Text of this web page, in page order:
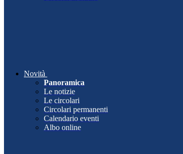
Novità
Panoramica
Le notizie
Le circolari
Circolari permanenti
Calendario eventi
Albo online